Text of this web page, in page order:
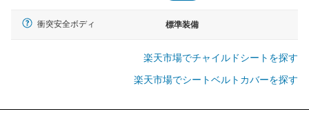
衝突安全ボディ 標準装備
楽天市場でチャイルドシートを探す
楽天市場でシートベルトカバーを探す